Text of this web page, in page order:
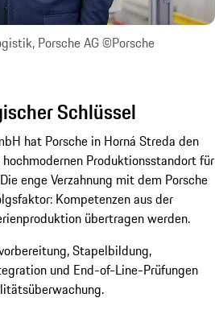
Porsche AG ©Porsche
Schlüssel
hat Porsche in Horná Streda den
Produktionsstandort für
enge Verzahnung mit dem Porsche
Kompetenzen aus der
übertragen werden.
Stapelbildung,
und End-of-Line-Prüfungen